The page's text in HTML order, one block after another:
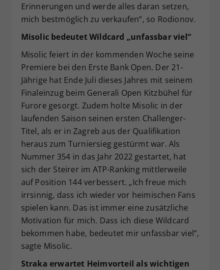
Erinnerungen und werde alles daran setzen,
mich bestmöglich zu verkaufen“, so Rodionov.
Misolic bedeutet Wildcard „unfassbar viel“
Misolic feiert in der kommenden Woche seine
Premiere bei den Erste Bank Open. Der 21-
Jährige hat Ende Juli dieses Jahres mit seinem
Finaleinzug beim Generali Open Kitzbühel für
Furore gesorgt. Zudem holte Misolic in der
laufenden Saison seinen ersten Challenger-
Titel, als er in Zagreb aus der Qualifikation
heraus zum Turniersieg gestürmt war. Als
Nummer 354 in das Jahr 2022 gestartet, hat
sich der Steirer im ATP-Ranking mittlerweile
auf Position 144 verbessert. „Ich freue mich
irrsinnig, dass ich wieder vor heimischen Fans
spielen kann. Das ist immer eine zusätzliche
Motivation für mich. Dass ich diese Wildcard
bekommen habe, bedeutet mir unfassbar viel“,
sagte Misolic.
Straka erwartet Heimvorteil als wichtigen